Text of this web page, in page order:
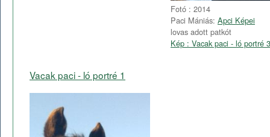
Fotó : 2014
Paci Mániás: Apci Képei
lovas adott patkót
Kép : Vacak paci - ló portré 3
Vacak paci - ló portré 1